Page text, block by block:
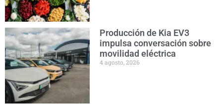
Producción de Kia EV3
impulsa conversación sobre
movilidad eléctrica
4 agosto, 2026